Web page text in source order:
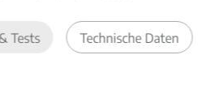
Tests Technische Daten